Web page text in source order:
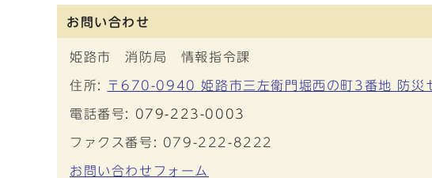
お問い合わせ
姫路市 消防局 情報指令課
住所: 〒670-0940 姫路市三左衛門堀西の町3番地 防災
電話番号: 079-223-0003
ファクス番号: 079-222-8222
お問い合わせフォーム